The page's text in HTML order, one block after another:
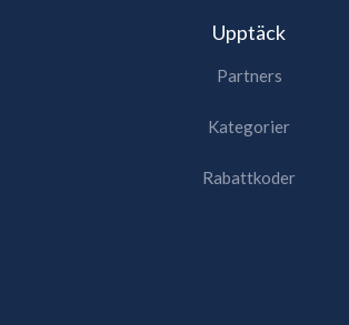
Upptäck
Partners
Kategorier
Rabattkoder